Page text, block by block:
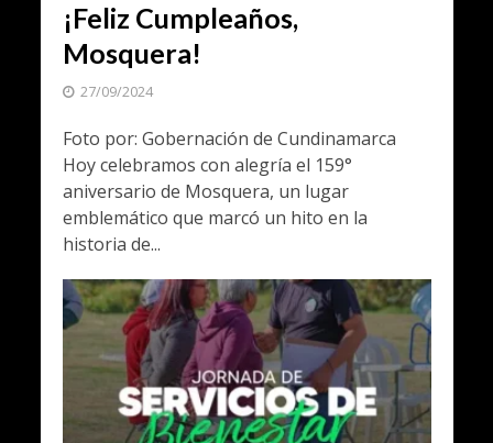
¡Feliz Cumpleaños,
Mosquera!
27/09/2024
Foto por: Gobernación de Cundinamarca
Hoy celebramos con alegría el 159°
aniversario de Mosquera, un lugar
emblemático que marcó un hito en la
historia de...